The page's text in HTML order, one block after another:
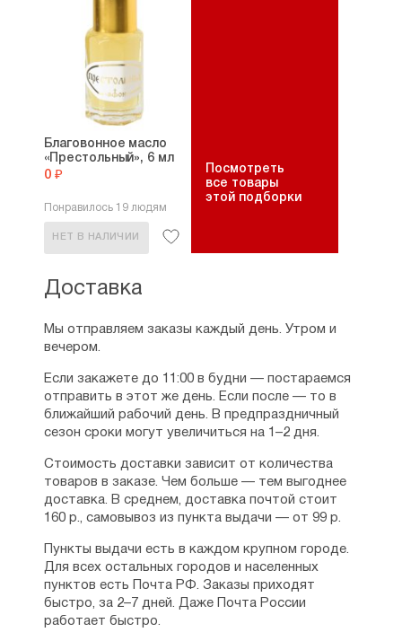
Благовонное масло
«Престольный», 6 мл
0 ₽
Понравилось 19 людям
НЕТ В НАЛИЧИИ
Посмотреть
все товары
этой подборки
Доставка
Мы отправляем заказы каждый день. Утром и
вечером.
Если закажете до 11:00 в будни — постараемся
отправить в этот же день. Если после — то в
ближайший рабочий день. В предпраздничный
сезон сроки могут увеличиться на 1–2 дня.
Стоимость доставки зависит от количества
товаров в заказе. Чем больше — тем выгоднее
доставка. В среднем, доставка почтой стоит
160 р., самовывоз из пункта выдачи — от 99 р.
Пункты выдачи есть в каждом крупном городе.
Для всех остальных городов и населенных
пунктов есть Почта РФ. Заказы приходят
быстро, за 2–7 дней. Даже Почта России
работает быстро.